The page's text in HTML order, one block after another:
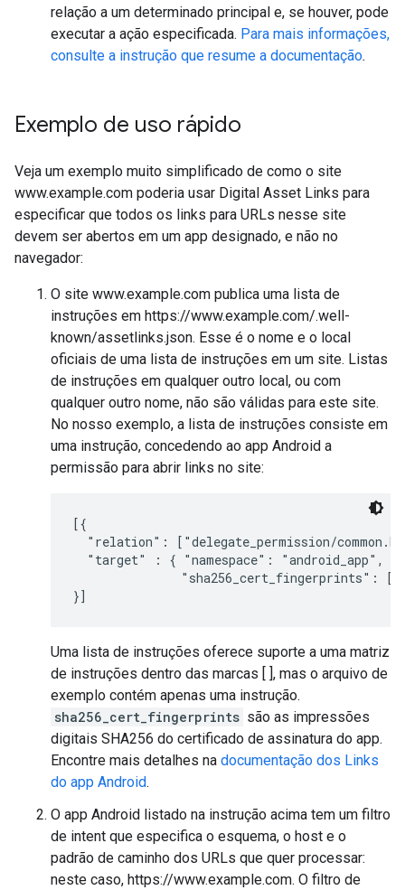
relação a um determinado principal e, se houver, pode
executar a ação especificada. Para mais informações,
consulte a instrução que resume a documentação.
Exemplo de uso rápido
Veja um exemplo muito simplificado de como o site
www.example.com poderia usar Digital Asset Links para
especificar que todos os links para URLs nesse site
devem ser abertos em um app designado, e não no
navegador:
O site www.example.com publica uma lista de
instruções em https://www.example.com/.well-
known/assetlinks.json. Esse é o nome e o local
oficiais de uma lista de instruções em um site. Listas
de instruções em qualquer outro local, ou com
qualquer outro nome, não são válidas para este site.
No nosso exemplo, a lista de instruções consiste em
uma instrução, concedendo ao app Android a
permissão para abrir links no site:
[{
"relation": ["delegate_permission/
"target" : { "namespace": "android_app",
               "sha256_cert_fingerprints": ["
}]
Uma lista de instruções oferece suporte a uma matriz
de instruções dentro das marcas [ ], mas o arquivo de
exemplo contém apenas uma instrução.
sha256_cert_fingerprints são as impressões
digitais SHA256 do certificado de assinatura do app.
Encontre mais detalhes na documentação dos Links
do app Android.
O app Android listado na instrução acima tem um filtro
de intent que especifica o esquema, o host e o
padrão de caminho dos URLs que quer processar:
neste caso, https://www.example.com. O filtro de